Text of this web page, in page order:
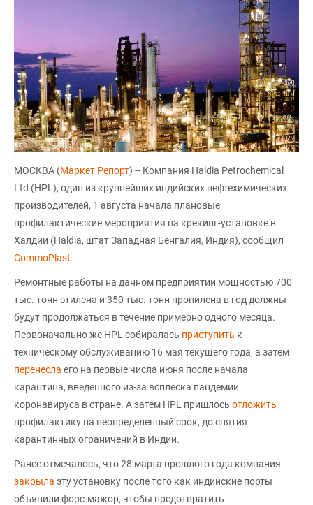
МОСКВА (Маркет Репорт) -- Компания Haldia Petrochemical
Ltd (HPL), один из крупнейших индийских нефтехимических
производителей, 1 августа начала плановые
профилактические мероприятия на крекинг-установке в
Халдии (Haldia, штат Западная Бенгалия, Индия), сообщил
CommoPlast.
Ремонтные работы на данном предприятии мощностью 700
тыс. тонн этилена и 350 тыс. тонн пропилена в год должны
будут продолжаться в течение примерно одного месяца.
Первоначально же HPL собиралась приступить к
техническому обслуживанию 16 мая текущего года, а затем
перенесла его на первые числа июня после начала
карантина, введенного из-за всплеска пандемии
коронавируса в стране. А затем HPL пришлось отложить
профилактику на неопределенный срок, до снятия
карантинных ограничений в Индии.
Ранее отмечалось, что 28 марта прошлого года компания
закрыла эту установку после того как индийские порты
объявили форс-мажор, чтобы предотвратить